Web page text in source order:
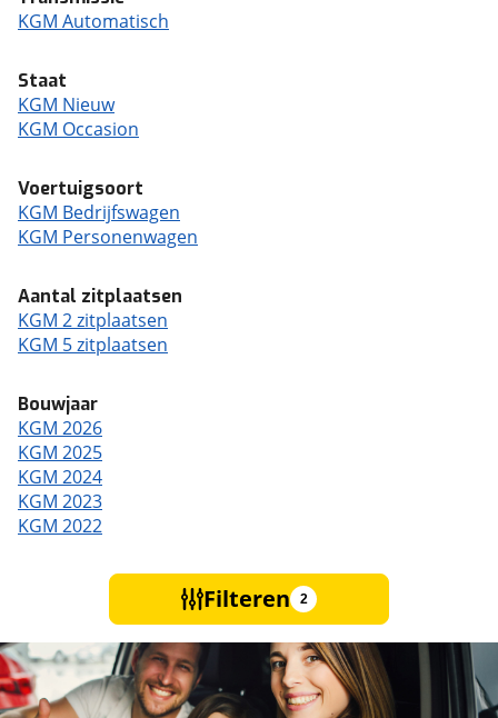
KGM Automatisch
Staat
KGM Nieuw
KGM Occasion
Voertuigsoort
KGM Bedrijfswagen
KGM Personenwagen
Aantal zitplaatsen
KGM 2 zitplaatsen
KGM 5 zitplaatsen
Bouwjaar
KGM 2026
KGM 2025
KGM 2024
KGM 2023
KGM 2022
Filteren 2